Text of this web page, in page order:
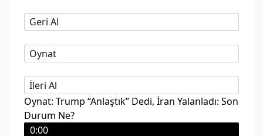
Geri Al
Oynat
İleri Al
Oynat: Trump “Anlaştık” Dedi, İran Yalanladı: Son
Durum Ne?
0:00